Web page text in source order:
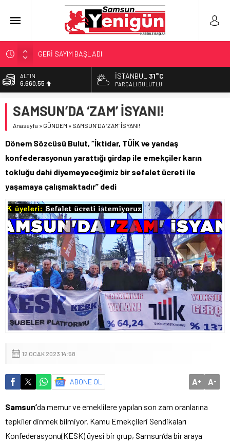
GERİ SAYIM BAŞLADI
SAMSUNSPOR’DA HEDEF 5’İNCİLİK!
‘BAFRA’YA YATIRIM YAPIN!’
YÖNETİCİ SEÇERKEN YAPILAN EN BÜYÜK HATALAR
ALTIN
6.660,55
13.779,39
DOLAR
55,1881
İSTANBUL 31°C
PARÇALI BULUTLU
SAMSUN’DA ‘ZAM’ İSYANI!
Anasayfa » GÜNDEM » SAMSUN’DA ‘ZAM’ İSYANI!
Dönem Sözcüsü Bulut, “İktidar, TÜİK ve yandaş
konfederasyonun yarattığı girdap ile emekçiler karın
tokluğu dahi diyemeyeceğimiz bir sefalet ücreti ile
yaşamaya çalışmaktadır” dedi
12 OCAK 2023 14:58
ABONE OL A+ A-
Samsun’da memur ve emeklilere yapılan son zam oranlarına
tepkiler dinmek bilmiyor. Kamu Emekçileri Sendikaları
Konfederasyonu(KESK) üyesi bir grup, Samsun’da bir araya